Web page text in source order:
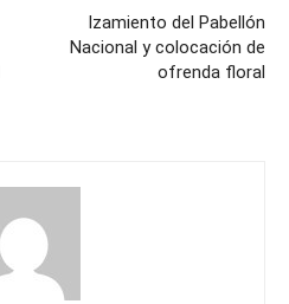
Izamiento del Pabellón
Nacional y colocación de
ofrenda floral